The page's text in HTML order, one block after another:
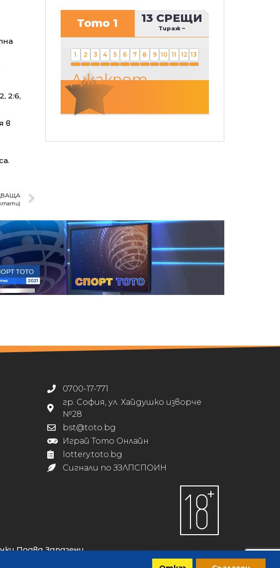
2:6,
в
Тото 1 13 СРЕЩИ
Тираж –
1 2 3 4 5 6 7 8 9 10 11 12 13
Джакпот
0700-17-771
гр. София, ул. Хайдушко изворче
№28
bst@toto.bg
Играй Тото Онлайн
lottery.toto.bg
Сигнали по ЗЗЛПСПОИН
Права Запазени.